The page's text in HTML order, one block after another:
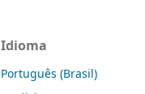
Idioma
Português (Brasil)